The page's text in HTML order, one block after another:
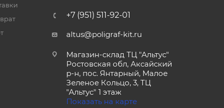
+7 (951) 511-92-01
altus@poligraf-kit.ru
Магазин-склад ТЦ "Альтус"
Ростовская обл, Аксайский
р-н, пос. Янтарный, Малое
Зеленое Кольцо, 3, ТЦ
"Альтус" 1 этаж
Показать на карте